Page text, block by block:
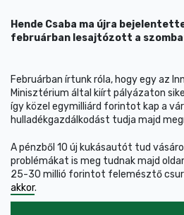
Hende Csaba ma újra
februárban lesajtózott a
Februárban írtunk róla, hogy egy az
Minisztérium által kiírt pályázaton
így közel egymilliárd forintot kap a
hulladékgazdálkodást tudja majd
A pénzből 10 új kukásautót tud
problémákat is meg tudnak majd
25-30 millió forintot felemésztő
akkor.